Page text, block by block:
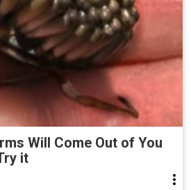
Will Come Out of You
it